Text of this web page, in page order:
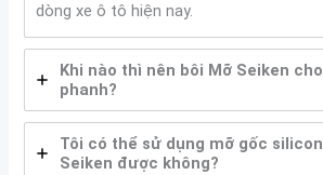
dòng xe ô tô hiện nay.
Khi nào thì nên bôi Mỡ Seiken
phanh?
Tôi có thể sử dụng mỡ gốc
Seiken được không?